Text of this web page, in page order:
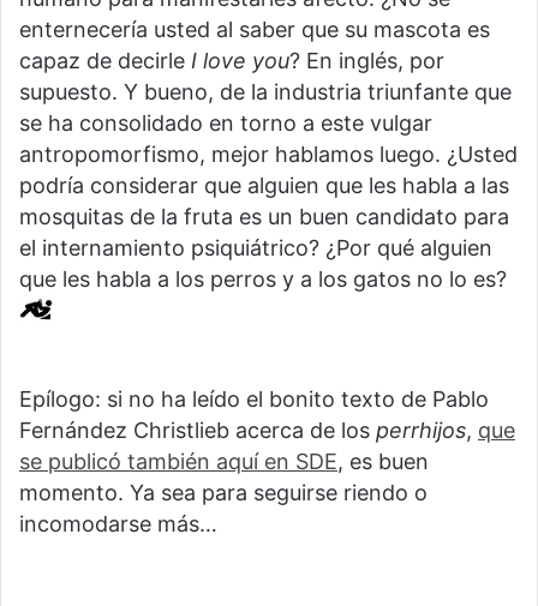
enternecería usted al saber que su mascota es
capaz de decirle I love you? En inglés, por
supuesto. Y bueno, de la industria triunfante que
se ha consolidado en torno a este vulgar
antropomorfismo, mejor hablamos luego. ¿Usted
podría considerar que alguien que les habla a las
mosquitas de la fruta es un buen candidato para
el internamiento psiquiátrico? ¿Por qué alguien
que les habla a los perros y a los gatos no lo es?
Epílogo: si no ha leído el bonito texto de Pablo
Fernández Christlieb acerca de los perrhijos, que
se publicó también aquí en SDE, es buen
momento. Ya sea para seguirse riendo o
incomodarse más…